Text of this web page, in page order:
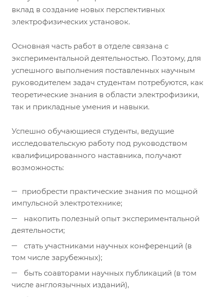
вклад в создание новых перспективных
электрофизических установок.
Основная часть работ в отделе связана с
экспериментальной деятельностью. Поэтому, для
успешного выполнения поставленных научным
руководителем задач студентам потребуются, как
теоретические знания в области электрофизики,
так и прикладные умения и навыки.
Успешно обучающиеся студенты, ведущие
исследовательскую работу под руководством
квалифицированного наставника, получают
возможность:
приобрести практические знания по мощной
импульсной электротехнике;
накопить полезный опыт экспериментальной
деятельности;
стать участниками научных конференций (в
том числе зарубежных);
быть соавторами научных публикаций (в том
числе англоязычных изданий),